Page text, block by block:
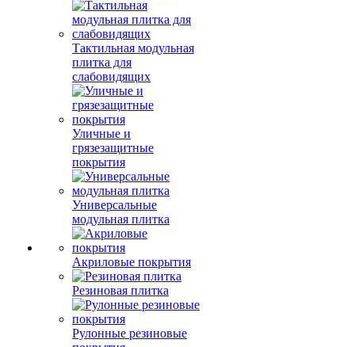
Тактильная модульная
плитка для
слабовидящих
Уличные и
грязезащитные
покрытия
Универсальные
модульная плитка
Акриловые покрытия
Резиновая плитка
Рулонные резиновые